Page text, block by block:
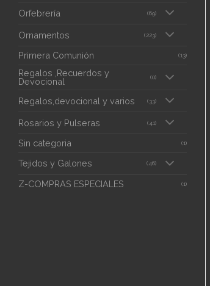
Orfebrería (69)
Ornamentos (223)
Primera Comunión (13)
Regalos ,Recuerdos y
Devocional
(0)
Regalos,devocional y varios (33)
Rosarios y Pulseras (41)
Sin categoria (1)
Tejidos y Galones (46)
Z-COMPRAS ESPECIALES (1)
a
deseos
deseos